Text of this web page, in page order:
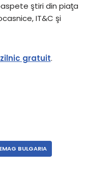
ştiri din piaţa
IT&C şi
gratuit.
EMAG BULGARIA